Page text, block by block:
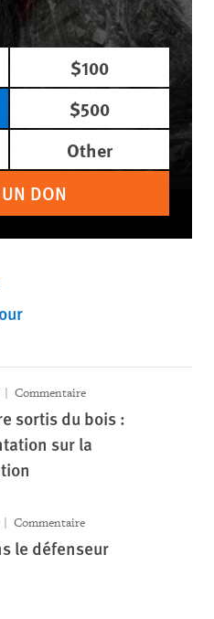
$100
$500
Other
DON
Commentaire
sortis du bois :
sur la
Commentaire
le défenseur